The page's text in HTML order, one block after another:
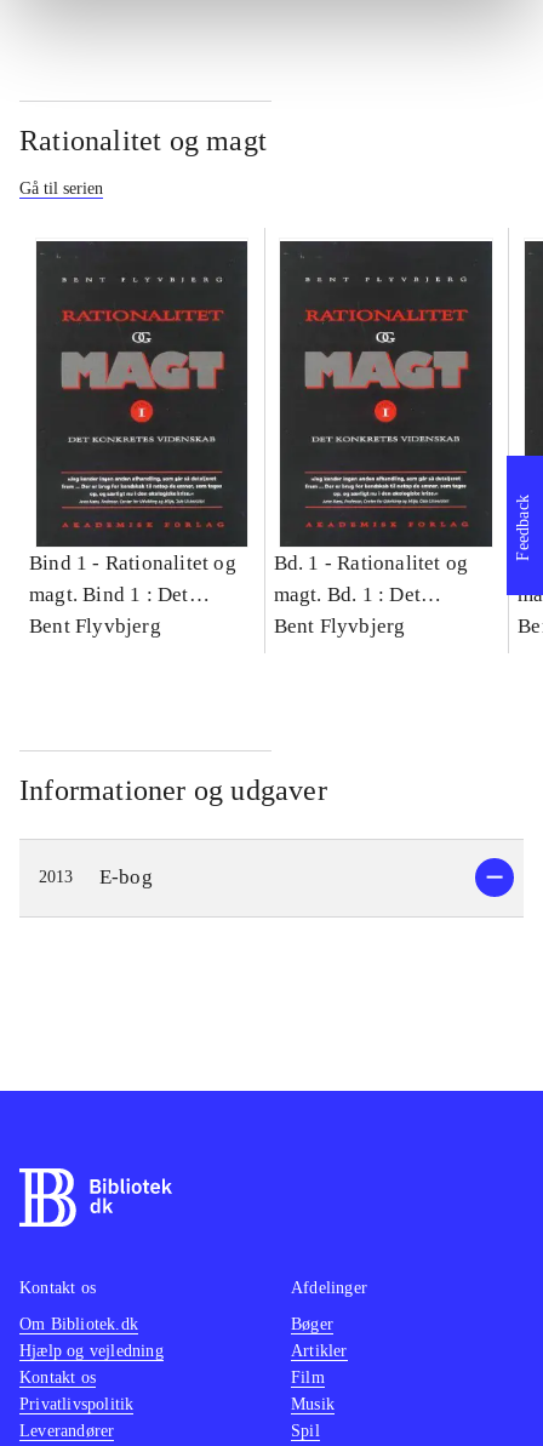
Rationalitet og magt
Gå til serien
Bind 1 - Rationalitet og
magt. Bind 1 : Det
konkretes videnskab
Bent Flyvbjerg
Bd. 1 -Rationalitet og
magt. Bd. 1 : Det
konkretes videnskab
Bent Flyvbjerg
Informationer og udgaver
2013 E-bog
Feedback
Kontakt os
Om Bibliotek.dk
Hjælp og vejledning
Kontakt os
Privatlivspolitik
Leverandører
Afdelinger
Bøger
Artikler
Film
Musik
Spil